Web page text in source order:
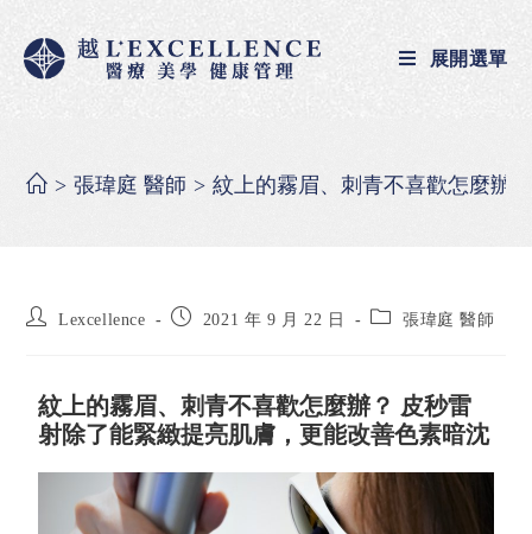
展開選單
> 張瑋庭 醫師 > 紋上的霧眉、刺青不喜歡怎麼辦
Lexcellence 2021 年 9 月 22 日 張瑋庭 醫師
紋上的霧眉、刺青不喜歡怎麼辦？ 皮秒雷
射除了能緊緻提亮肌膚，更能改善色素暗沈